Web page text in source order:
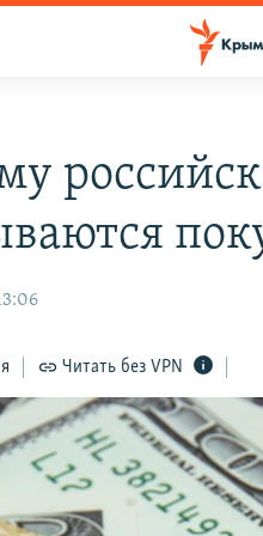
Читать без VPN